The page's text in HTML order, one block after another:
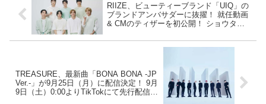
RIIZE、ビューティーブランド「UIQ」の
ブランドアンバサダーに抜擢！ 就任動画
& CMのティザーを初公開！ ショウタロ
TREASURE、最新曲「BONA BONA -JP
Ver.-」が9月25日（月）に配信決定！ 9月
9日（土）0:00よりTikTokにて先行配信ス